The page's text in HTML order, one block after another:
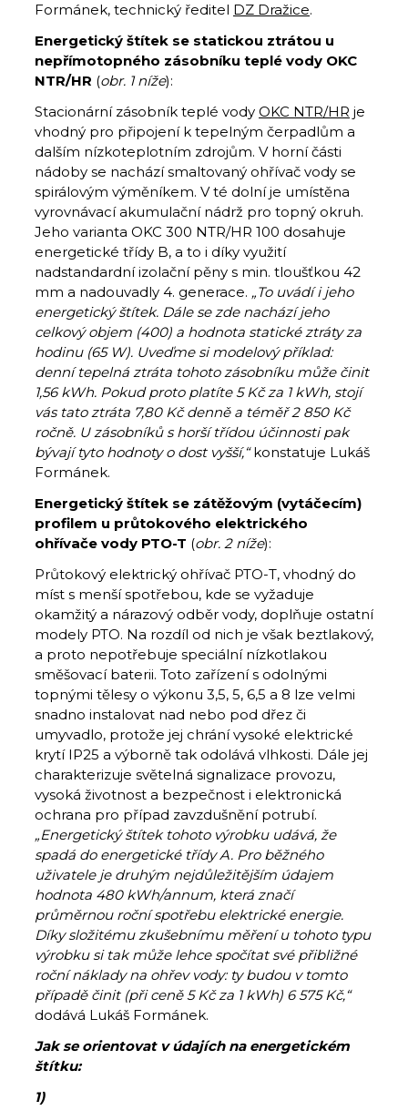
Formánek, technický ředitel DZ Dražice.
Energetický štítek se statickou ztrátou u
nepřímotopného zásobníku teplé vody OKC
NTR/HR (obr. 1 níže):
Stacionární zásobník teplé vody OKC NTR/HR je
vhodný pro připojení k tepelným čerpadlům a
dalším nízkoteplotním zdrojům. V horní části
nádoby se nachází smaltovaný ohřívač vody se
spirálovým výměníkem. V té dolní je umístěna
vyrovnávací akumulační nádrž pro topný okruh.
Jeho varianta OKC 300 NTR/HR 100 dosahuje
energetické třídy B, a to i díky využití
nadstandardní izolační pěny s min. tloušťkou 42
mm a nadouvadly 4. generace. „To uvádí i jeho
energetický štítek. Dále se zde nachází jeho
celkový objem (400) a hodnota statické ztráty za
hodinu (65 W). Uveďme si modelový příklad:
denní tepelná ztráta tohoto zásobníku může činit
1,56 kWh. Pokud proto platíte 5 Kč za 1 kWh, stojí
vás tato ztráta 7,80 Kč denně a téměř 2 850 Kč
ročně. U zásobníků s horší třídou účinnosti pak
bývají tyto hodnoty o dost vyšší,“konstatuje Lukáš
Formánek.
Energetický štítek se zátěžovým (vytáčecím)
profilem u průtokového elektrického
ohřívače vody PTO-T (obr. 2 níže):
Průtokový elektrický ohřívač PTO-T, vhodný do
míst s menší spotřebou, kde se vyžaduje
okamžitý a nárazový odběr vody, doplňuje ostatní
modely PTO. Na rozdíl od nich je však beztlakový,
a proto nepotřebuje speciální nízkotlakou
směšovací baterii. Toto zařízení s odolnými
topnými tělesy o výkonu 3,5, 5, 6,5 a 8 lze velmi
snadno instalovat nad nebo pod dřez či
umyvadlo, protože jej chrání vysoké elektrické
krytí IP25 a výborně tak odolává vlhkosti. Dále jej
charakterizuje světelná signalizace provozu,
vysoká životnost a bezpečnost i elektronická
ochrana pro případ zavzdušnění potrubí.
„Energetický štítek tohoto výrobku udává, že
spadá do energetické třídy A. Pro běžného
uživatele je druhým nejdůležitějším údajem
hodnota 480 kWh/annum, která značí
průměrnou roční spotřebu elektrické energie.
Díky složitému zkušebnímu měření u tohoto typu
výrobku si tak může lehce spočítat své přibližné
roční náklady na ohřev vody: ty budou v tomto
případě činit (při ceně 5 Kč za 1 kWh) 6 575 Kč,“
dodává Lukáš Formánek.
Jak se orientovat v údajích na energetickém
štítku:
1)